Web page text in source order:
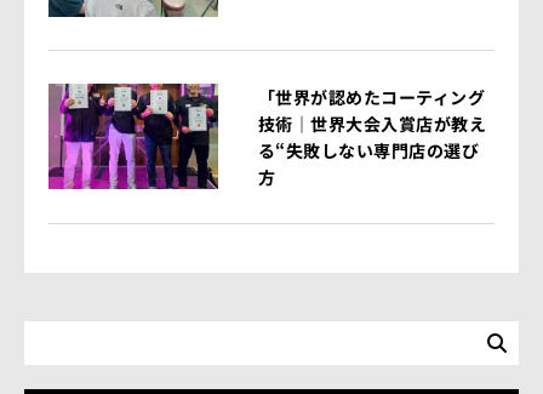
「世界が認めたコーティング
技術｜世界大会入賞店が教え
る“失敗しない専門店の選び
方